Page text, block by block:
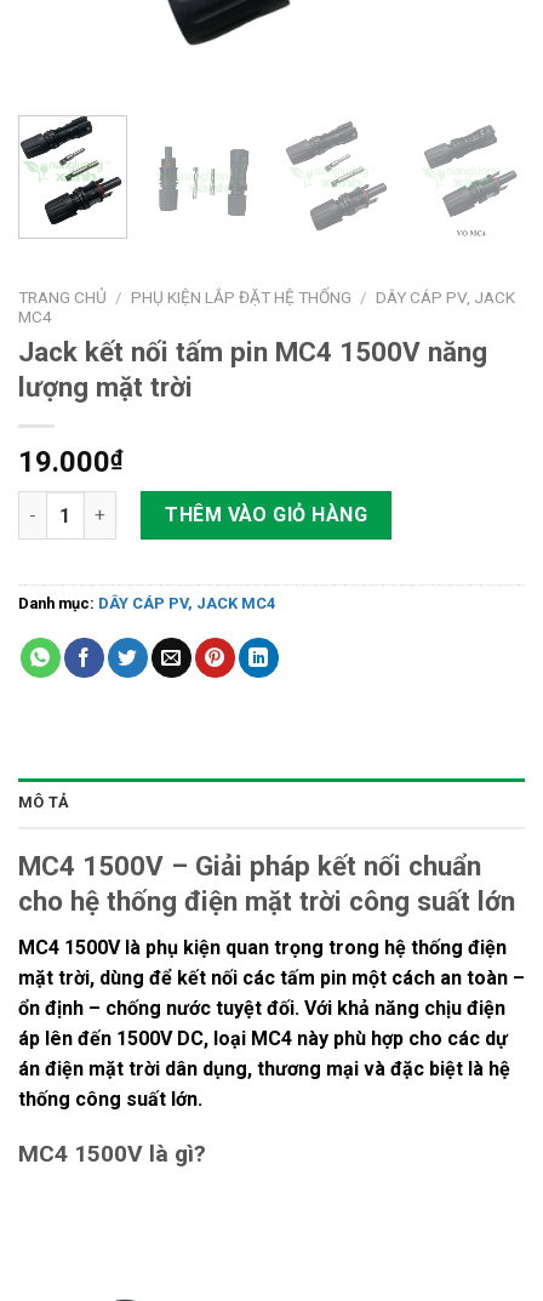
TRANG CHỦ / PHỤ KIỆN LẮP ĐẶT HỆ THỐNG / DÂY CÁP PV, JACK
MC4
Jack kết nối tấm pin MC4 1500V năng
lượng mặt trời
19.000₫
Jack kết nối tấm pin MC4 1500V năng lượng mặt trời số lượng
THÊM VÀO GIỎ HÀNG
Danh mục: DÂY CÁP PV, JACK MC4
MÔ TẢ
MC4 1500V – Giải pháp kết nối chuẩn
cho hệ thống điện mặt trời công suất lớn
MC4 1500Vlà phụ kiện quan trọng trong hệ thống điện
mặt trời, dùng để kết nối các tấm pin một cách an toàn –
ổn định – chống nước tuyệt đối. Với khả năng chịu điện
áp lên đến 1500V DC, loại MC4 này phù hợp cho các dự
án điện mặt trời dân dụng, thương mại và đặc biệt là hệ
thống công suất lớn.
MC4 1500V là gì?